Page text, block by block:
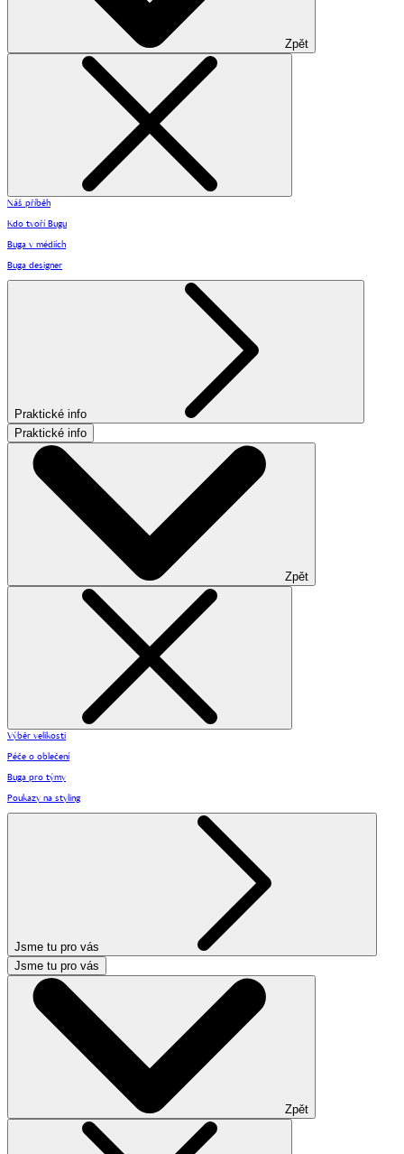
Zpět
Náš příběh
Kdo tvoří Bugu
Buga v médiích
Buga designer
Praktické info
Praktické info
Zpět
Výběr velikosti
Péče o oblečení
Buga pro týmy
Poukazy na styling
Jsme tu pro vás
Jsme tu pro vás
Zpět